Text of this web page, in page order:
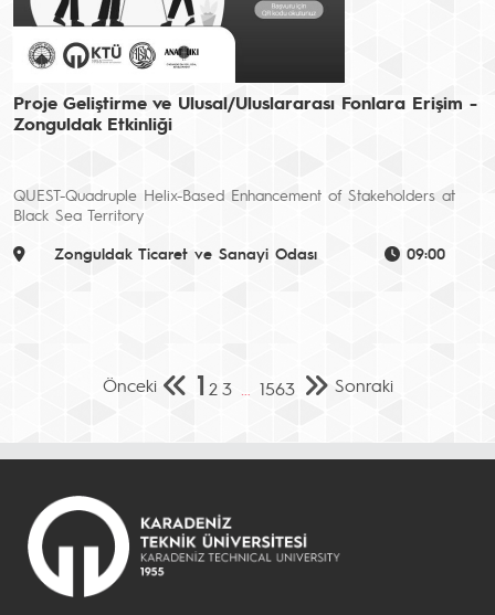
Proje Geliştirme ve Ulusal/Uluslararası Fonlara Erişim -
Zonguldak Etkinliği
QUEST-Quadruple Helix-Based Enhancement of Stakeholders at
Black Sea Territory
Zonguldak Ticaret ve Sanayi Odası
09:00
Önceki 1 2 3 1563 Sonraki